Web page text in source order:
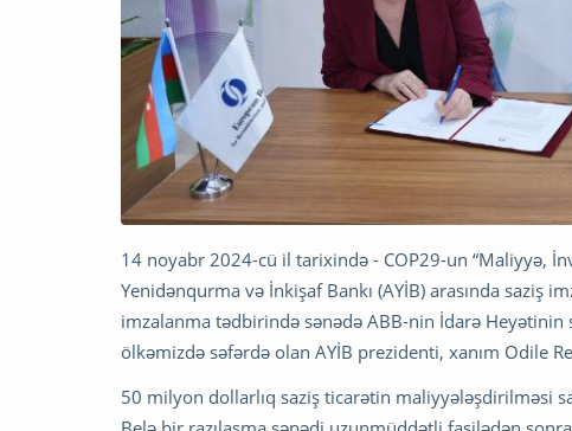
14 noyabr 2024-cü il tarixində - COP29-un “Maliyyə,
Yenidənqurma və İnkişaf Bankı (AYİB) arasında saziş
imzalanma tədbirində sənədə ABB-nin İdarə
ölkəmizdə səfərdə olan AYİB prezidenti, xanım Odile
50 milyon dollarlıq saziş ticarətin maliyyələşdirilməsi